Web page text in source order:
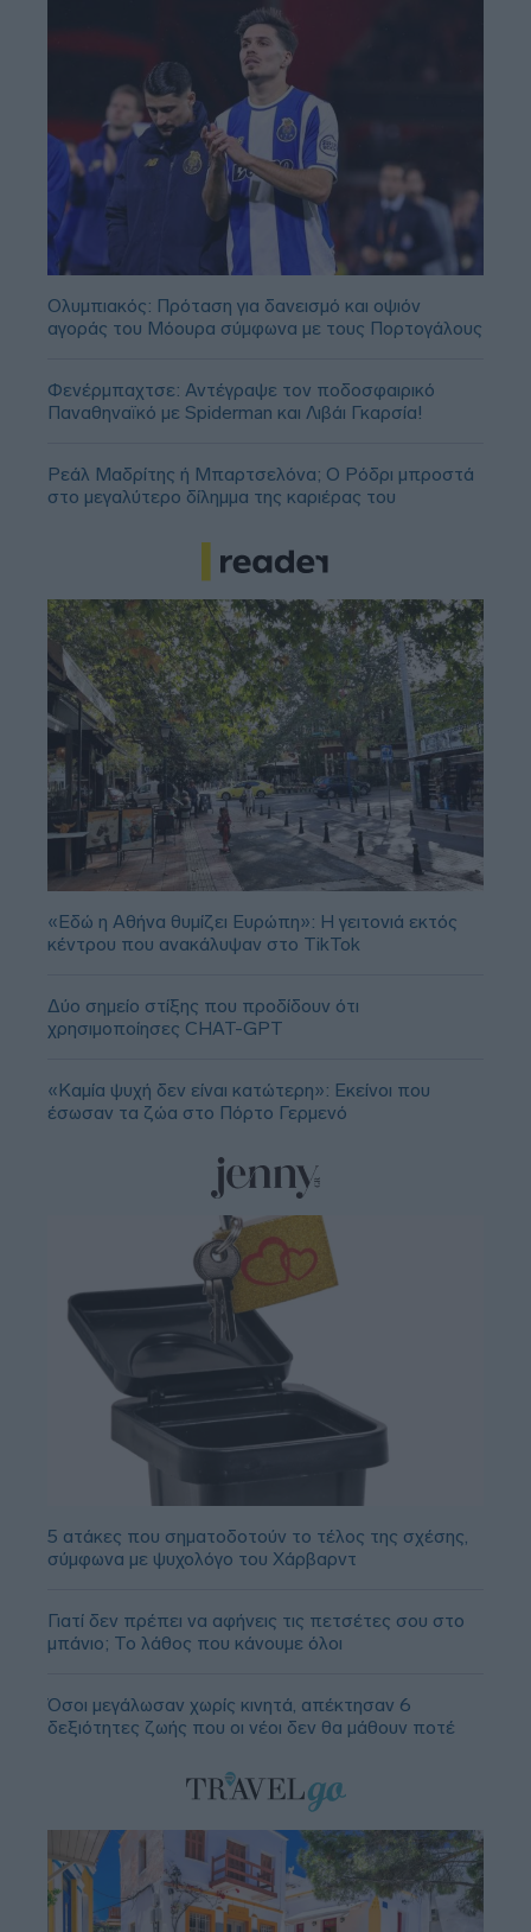
Ολυμπιακός: Πρόταση για δανεισμό και οψιόν
αγοράς του Μόουρα σύμφωνα με τους Πορτογάλους
Φενέρμπαχτσε: Αντέγραψε τον ποδοσφαιρικό
Παναθηναϊκό με Spiderman και Λιβάι Γκαρσία!
Ρεάλ Μαδρίτης ή Μπαρτσελόνα; Ο Ρόδρι μπροστά
στο μεγαλύτερο δίλημμα της καριέρας του
«Εδώ η Αθήνα θυμίζει Ευρώπη»: H γειτονιά εκτός
κέντρου που ανακάλυψαν στο TikTok
Δύο σημείο στίξης που προδίδουν ότι
χρησιμοποίησες CHAT-GPT
«Καμία ψυχή δεν είναι κατώτερη»: Εκείνοι που
έσωσαν τα ζώα στο Πόρτο Γερμενό
5 ατάκες που σηματοδοτούν το τέλος της σχέσης,
σύμφωνα με ψυχολόγο του Χάρβαρντ
Γιατί δεν πρέπει να αφήνεις τις πετσέτες σου στο
μπάνιο; Το λάθος που κάνουμε όλοι
Όσοι μεγάλωσαν χωρίς κινητά, απέκτησαν 6
δεξιότητες ζωής που οι νέοι δεν θα μάθουν ποτέ